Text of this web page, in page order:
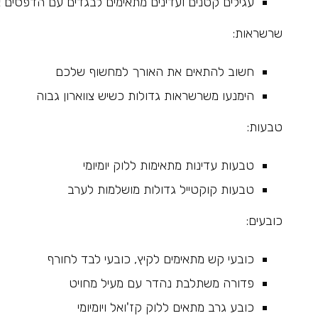
שרשראות:
חשוב להתאים את האורך למחשוף שלכם
הימנעו משרשראות גדולות כשיש צווארון גבוה
טבעות:
טבעות עדינות מתאימות ללוק יומיומי
טבעות קוקטייל גדולות מושלמות לערב
כובעים:
כובעי קש מתאימים לקיץ, כובעי לבד לחורף
פדורה משתלבת נהדר עם מעיל מחויט
כובע גרב מתאים ללוק קז'ואל ויומיומי